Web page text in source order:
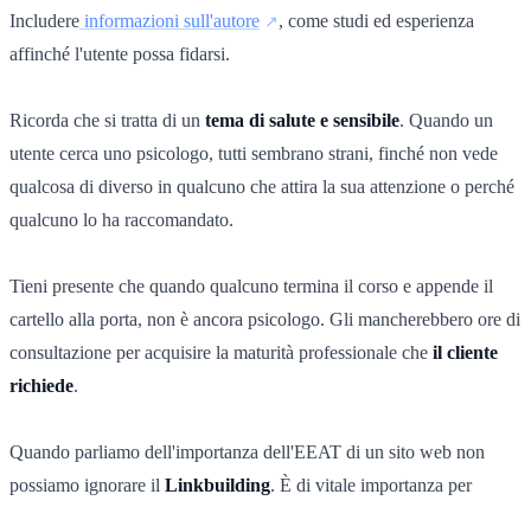
Includere informazioni sull'autore
, come studi ed esperienza
affinché l'utente possa fidarsi.
Ricorda che si tratta di un tema di salute e sensibile. Quando un
utente cerca uno psicologo, tutti sembrano strani, finché non vede
qualcosa di diverso in qualcuno che attira la sua attenzione o perché
qualcuno lo ha raccomandato.
Tieni presente che quando qualcuno termina il corso e appende il
cartello alla porta, non è ancora psicologo. Gli mancherebbero ore di
consultazione per acquisire la maturità professionale che il cliente
richiede.
Quando parliamo dell'importanza dell'EEAT di un sito web non
possiamo ignorare il Linkbuilding. È di vitale importanza per